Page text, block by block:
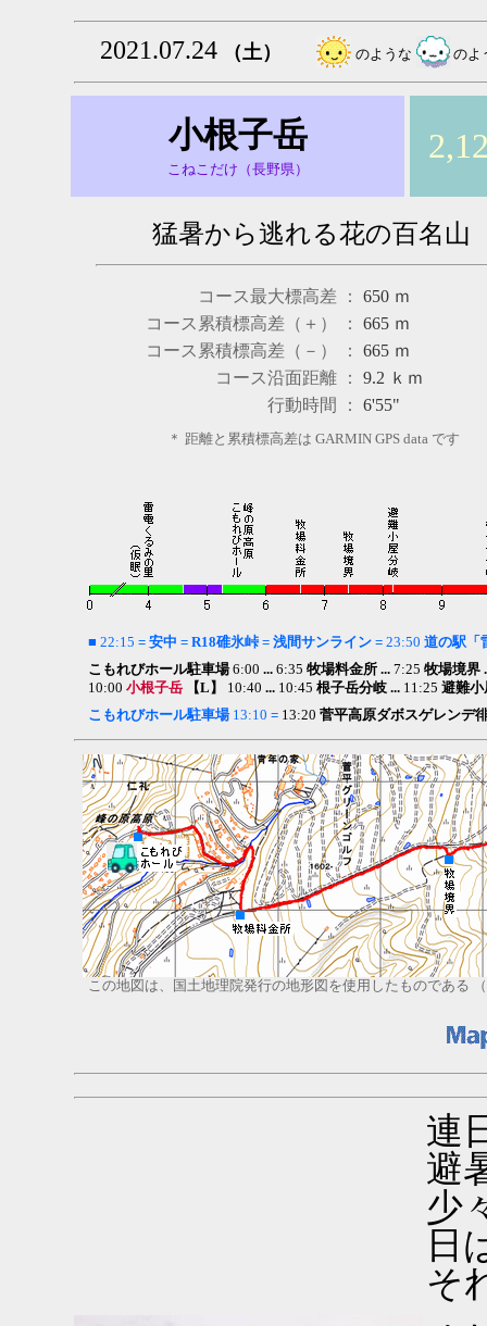
2021.07.24 （土） のような のよ
小根子岳
こねこだけ（長野県）
猛暑から逃れる花の百名山
コース最大標高差 ： 650 ｍ
コース累積標高差（＋） ：
665 ｍ
コース累積標高差（－） ：
665 ｍ
コース沿面距離 ：
9.2 ｋｍ
行動時間 ：
6'55"
＊ 距離と累積標高差は GARMIN GPS data です
■ 22:15 = 安中 = R18碓氷峠= 浅間サンライン = 23:50 道の駅「
こもれびホール駐車場 6:00 ... 6:35 牧場料金所 ... 7:25 牧場境界
10:00 小根子岳 【L】 10:40 ... 10:45 根子岳分岐 ... 11:25 避難小
こもれびホール駐車場13:10 = 13:20 菅平高原ダボスゲレンデ
この地図は、国土地理院発行の地形図を使用したものである
連
避
少
日
そ